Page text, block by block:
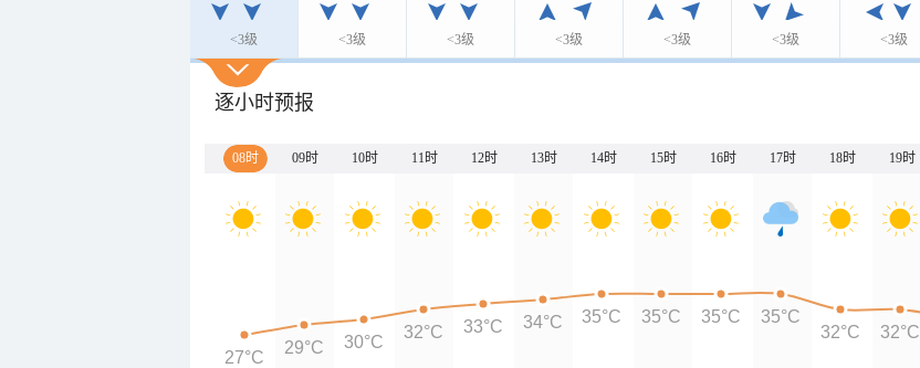
<3级 <3级 <3级 <3级 <3级 <3级 <3级
逐小时预报
08时 09时 10时 11时 12时 13时 14时 15时 16时 17时 18时 19时
27°C
29°C 30°C
32°C 33°C 34°C 35°C 35°C 35°C
35°C
32°C
32°C